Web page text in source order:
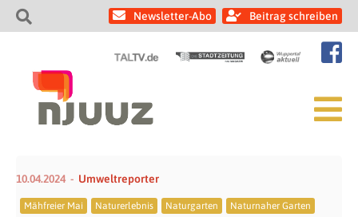
Newsletter-Abo Beitrag schreiben
10.04.2024 Umweltreporter
Mähfreier Mai Naturerlebnis Naturgarten Naturnaher Garten